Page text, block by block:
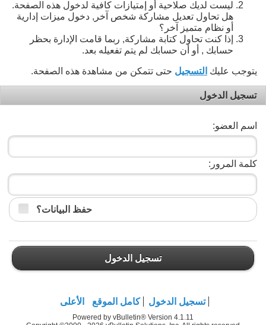
ليست لديك صلاحية أو إمتيازات كافية لدخول هذه الصفحة.
هل تحاول تعديل مشاركة شخص آخر, دخول ميزات إدارية
أو نظام متميز آخر؟
إذا كنت تحاول كتابة مشاركة, ربما قامت الإدارة بحظر
حسابك , أو أن حسابك لم يتم تفعيله بعد.
يتوجب عليك التسجيل حتى تتمكن من مشاهدة هذه الصفحة.
تسجيل الدخول
اسم العضو:
كلمة المرور:
حفظ البيانات؟
تسجيل الدخول
تسجيل الدخول كامل الموقع الأعلى
Powered by vBulletin® Version 4.1.11